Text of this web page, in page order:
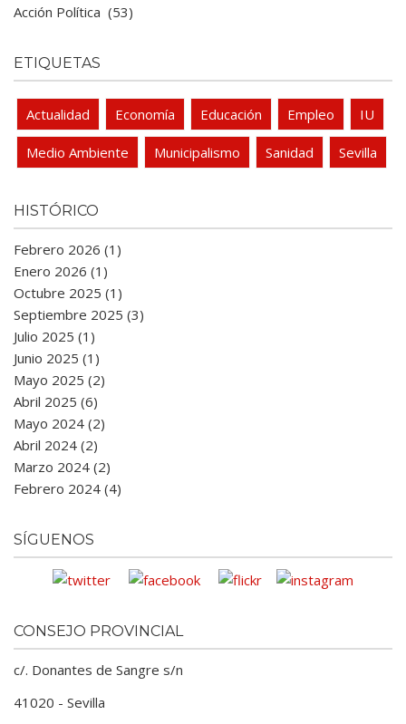
Acción Política (53)
ETIQUETAS
Actualidad Economía Educación Empleo IU
Medio Ambiente Municipalismo Sanidad Sevilla
HISTÓRICO
Febrero 2026 (1)
Enero 2026 (1)
Octubre 2025 (1)
Septiembre 2025 (3)
Julio 2025 (1)
Junio 2025 (1)
Mayo 2025 (2)
Abril 2025 (6)
Mayo 2024 (2)
Abril 2024 (2)
Marzo 2024 (2)
Febrero 2024 (4)
SÍGUENOS
CONSEJO PROVINCIAL
c/. Donantes de Sangre s/n
41020 - Sevilla